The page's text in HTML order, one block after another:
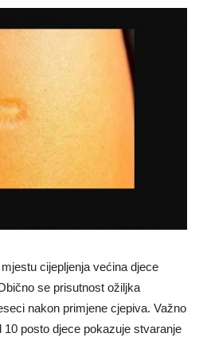
cijepljenja većina djece
se prisutnost ožiljka
nakon primjene cjepiva. Važno
10 posto djece pokazuje stvaranje